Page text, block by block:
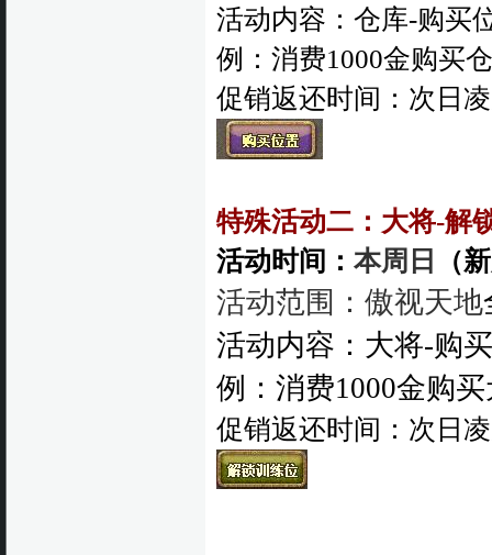
活动内容：仓库-购买
例：消费1000金购买
促销返还时间：次日
特殊活动二： 大将-解
活动时间： 本周日 （
活动范围：傲视天地
活动内容：大将-购
例：消费1000金购买
促销返还时间：次日